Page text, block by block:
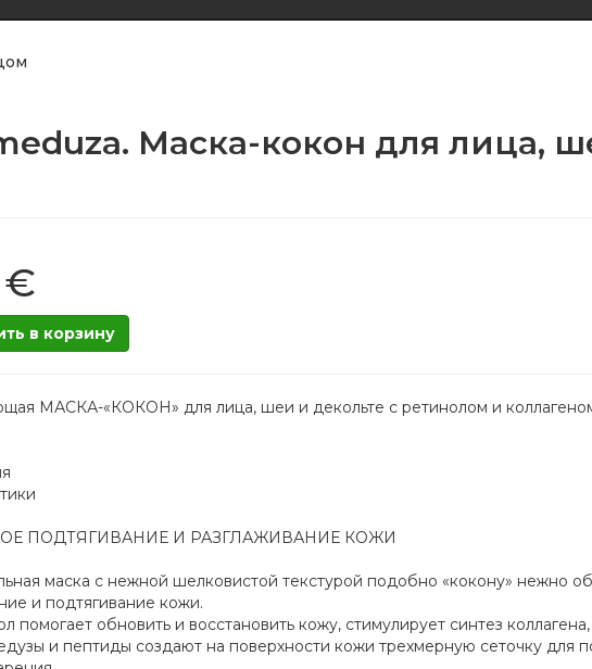
Маска-кокон для лица,
€
в корзину
МАСКА-«КОКОН» для лица, шеи и декольте с ретинолом и
ПОДТЯГИВАНИЕ И РАЗГЛАЖИВАНИЕ КОЖИ
маска с нежной шелковистой текстурой подобно «кокону» нежно
и подтягивание кожи.
помогает обновить и восстановить кожу, стимулирует синтез
и пептиды создают на поверхности кожи трехмерную сеточку для